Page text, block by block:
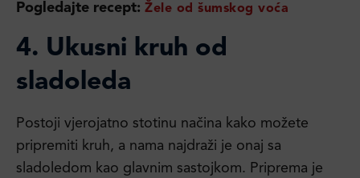
Pogledajte recept: Žele od šumskog voća
4. Ukusni kruh od
sladoleda
Postoji vjerojatno stotinu načina kako možete
pripremiti kruh, a nama najdraži je onaj sa
sladoledom kao glavnim sastojkom. Priprema je